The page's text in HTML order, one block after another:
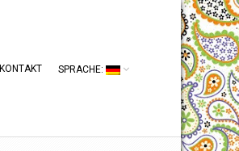
KONTAKT SPRACHE: